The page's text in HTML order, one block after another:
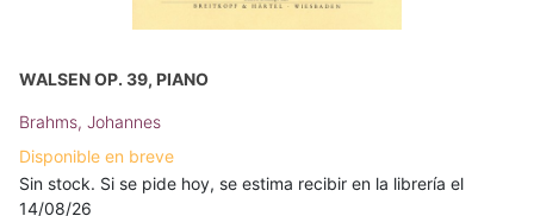
WALSEN OP. 39, PIANO
Brahms, Johannes
Disponible en breve
Sin stock. Si se pide hoy, se estima recibir en la librería el
14/08/26